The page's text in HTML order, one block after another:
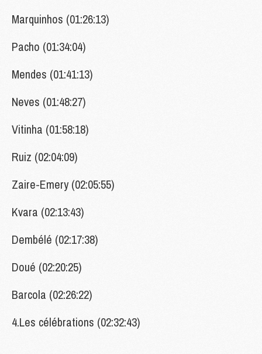
Marquinhos (01:26:13)
Pacho (01:34:04)
Mendes (01:41:13)
Neves (01:48:27)
Vitinha (01:58:18)
Ruiz (02:04:09)
Zaire-Emery (02:05:55)
Kvara (02:13:43)
Dembélé (02:17:38)
Doué (02:20:25)
Barcola (02:26:22)
4.Les célébrations (02:32:43)